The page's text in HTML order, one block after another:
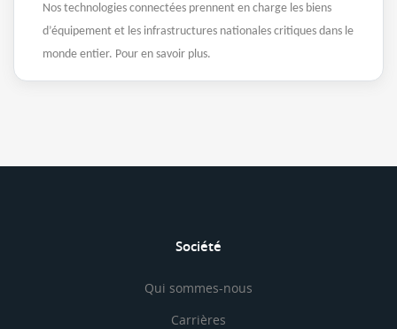
Nos technologies connectées prennent en charge les biens
d’équipement et les infrastructures nationales critiques dans le
monde entier. Pour en savoir plus.
Société
Qui sommes-nous
Carrières